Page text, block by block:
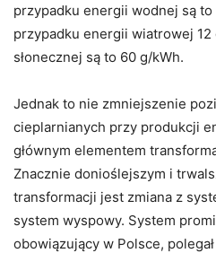
przypadku energii wodnej są
przypadku energii wiatrowej
słonecznej są to 60 g/kWh.
Jednak to nie zmniejszenie
cieplarnianych przy produkcji
głównym elementem
Znacznie donioślejszym i
transformacji jest zmiana z
system wyspowy. System
obowiązujący w Polsce,